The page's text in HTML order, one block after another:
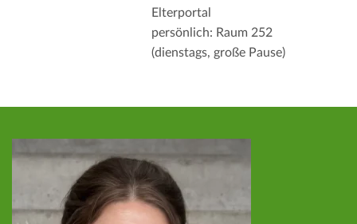
Elterportal
persönlich: Raum 252
(dienstags, große Pause)